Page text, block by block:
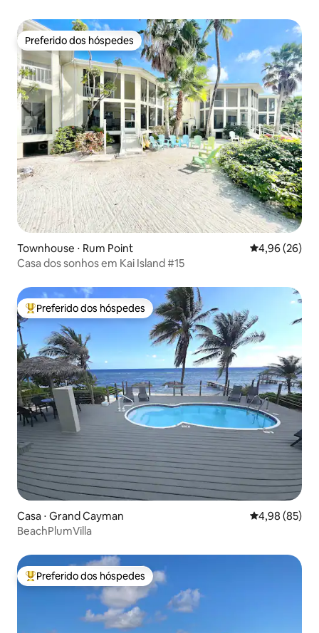
Preferido dos hóspedes
Preferido dos hóspedes
Townhouse ⋅ Rum Point 4,96 de uma
4,96 (26)
Casa dos sonhos em Kai Island #15
Entre os melhores preferidos dos hóspedes
Preferido dos hóspedes
Casa ⋅ Grand Cayman 4,98 de uma
4,98 (85)
BeachPlumVilla
Entre os melhores preferidos dos hóspedes
Preferido dos hóspedes